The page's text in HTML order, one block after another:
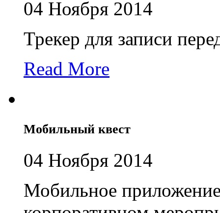
04 Ноября 2014
Трекер для записи
Read More
Мобильный квест
04 Ноября 2014
Мобильное